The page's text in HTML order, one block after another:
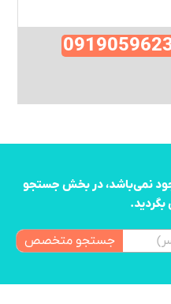
نمی‌باشد، در بخش جستجو
بگردید.
جستجو متخصص